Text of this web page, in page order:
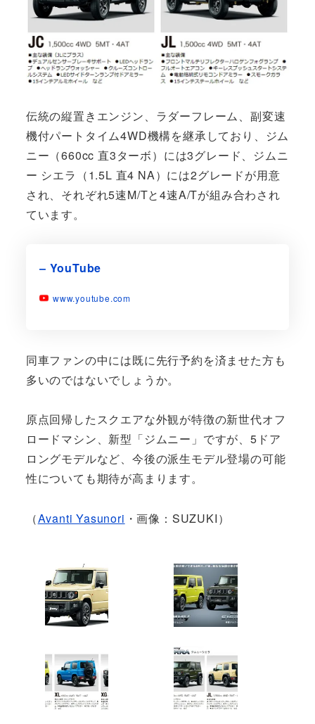
伝統の縦置きエンジン、ラダーフレーム、副変速
機付パートタイム4WD機構を継承しており、ジム
ニー（660cc 直3ターボ）には3グレード、ジムニ
ー シエラ（1.5L 直4 NA）には2グレードが用意
され、それぞれ5速M/Tと4速A/Tが組み合わされ
ています。
– YouTube
www.youtube.com
同車ファンの中には既に先行予約を済ませた方も
多いのではないでしょうか。
原点回帰したスクエアな外観が特徴の新世代オフ
ロードマシン、新型「ジムニー」ですが、5ドア
ロングモデルなど、今後の派生モデル登場の可能
性についても期待が高まります。
（Avanti Yasunori ・画像：SUZUKI）